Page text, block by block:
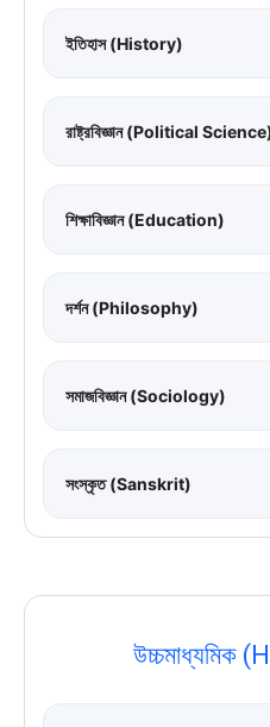
ইতিহাস (History)
রাষ্ট্রবিজ্ঞান (Political
শিক্ষাবিজ্ঞান (Education)
দর্শন (Philosophy)
সমাজবিজ্ঞান (Sociology)
সংস্কৃত (Sanskrit)
উচ্চমাধ্যমিক